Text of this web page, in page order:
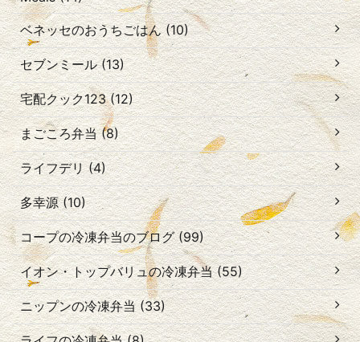
ベネッセのおうちごはん (10)
セブンミール (13)
宅配クック123 (12)
まごころ弁当 (8)
ライフデリ (4)
多幸源 (10)
コープの冷凍弁当のブログ (99)
イオン・トップバリュの冷凍弁当 (55)
ニップンの冷凍弁当 (33)